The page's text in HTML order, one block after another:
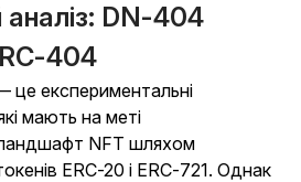
аналіз: DN-404
404
експериментальні
мають на меті
NFT шляхом
ERC-20 і ERC-721. Однак